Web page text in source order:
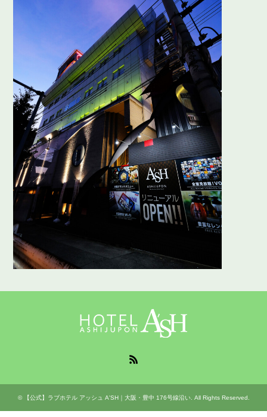
© 【公式】ラブホテル アッシュ A'SH｜大阪・豊中 176号線沿い. All Rights Reserved.